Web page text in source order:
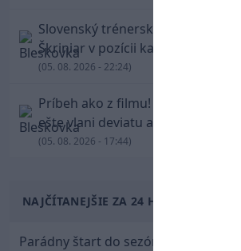
Slovenský trénerský súboj pre
Škriniar v pozícii kapitána
(05. 08. 2026 - 22:24)
Príbeh ako z filmu! Hrdina
ešte vlani deviatu anglickú ligu
(05. 08. 2026 - 17:44)
NAJČÍTANEJŠIE ZA 24 HODÍN
Parádny štart do sezóny: Rýchlik